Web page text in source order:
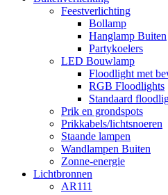
Feestverlichting
Bollamp
Hanglamp Buiten
Partykoelers
LED Bouwlamp
Floodlight met
RGB Floodlights
Standaard
Prik en grondspots
Prikkabels/lichtsnoeren
Staande lampen
Wandlampen Buiten
Zonne-energie
Lichtbronnen
AR111